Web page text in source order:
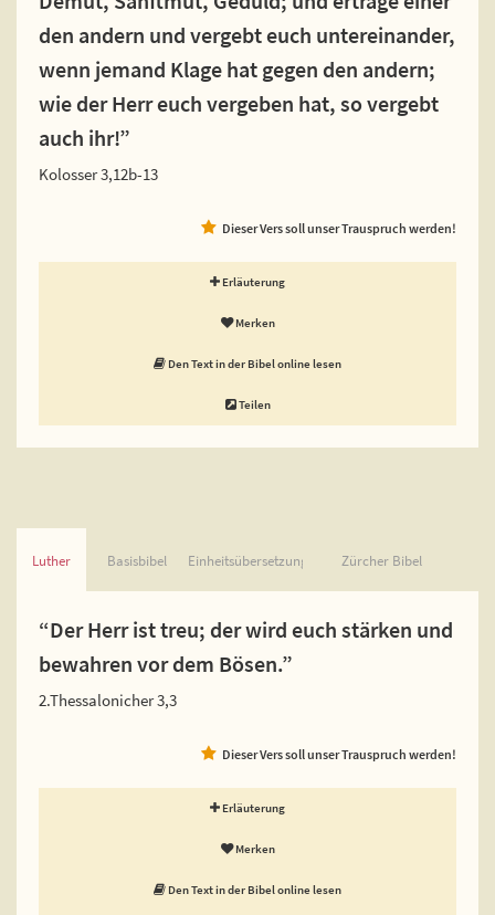
den andern und vergebt euch untereinander,
wenn jemand Klage hat gegen den andern;
wie der Herr euch vergeben hat, so vergebt
auch ihr!”
Kolosser 3,12b-13
Dieser Vers soll unser Trauspruch werden!
Erläuterung
Merken
Den Text in der Bibel online lesen
Teilen
Luther Basisbibel Einheitsübersetzung Zürcher Bibel
“Der Herr ist treu; der wird euch stärken und
bewahren vor dem Bösen.”
2.Thessalonicher 3,3
Dieser Vers soll unser Trauspruch werden!
Erläuterung
Merken
Den Text in der Bibel online lesen